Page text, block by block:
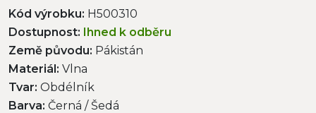
Kód výrobku: H500310
Dostupnost: Ihned k odběru
Země původu: Pákistán
Materiál: Vlna
Tvar: Obdélník
Barva: Černá / Šedá